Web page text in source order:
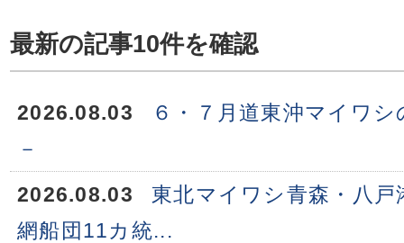
最新の記事10件を確認
2026.08.03
６・７月道東沖マイワ
－
2026.08.03
東北マイワシ青森・八
網船団11カ統...